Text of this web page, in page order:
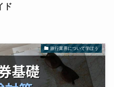
ド
旅行業界について学ぼう